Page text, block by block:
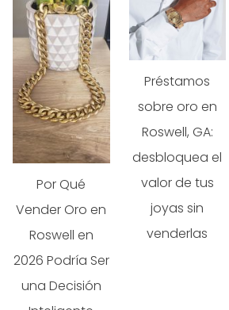
Por Qué
Vender Oro en
Roswell en
2026 Podría Ser
una Decisión
Préstamos
sobre oro en
Roswell, GA:
desbloquea el
valor de tus
joyas sin
venderlas